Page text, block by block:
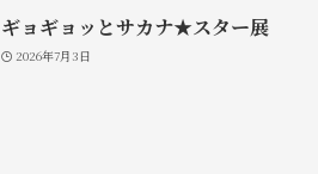
ギョギョッとサカナ★スター展
2026年7月3日